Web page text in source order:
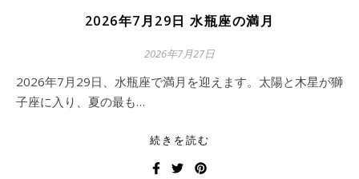
2026年7月29日 水瓶座の満月
2026年7月27日
2026年7月29日、水瓶座で満月を迎えます。太陽と木星が獅
子座に入り、夏の最も…
続きを読む